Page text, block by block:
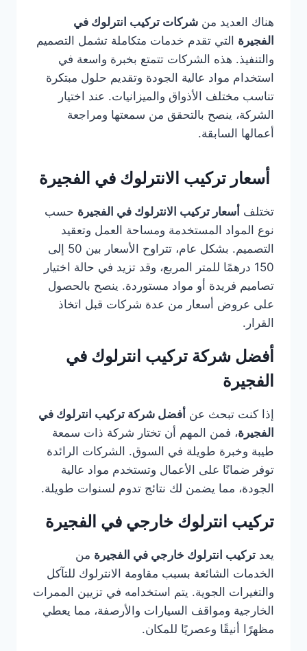
هناك العديد من شركات تركيب انترلوك في
الفجيرة التي تقدم خدمات متكاملة تشمل التصميم
والتنفيذ. هذه الشركات تتمتع بخبرة واسعة في
استخدام مواد عالية الجودة وتقديم حلول مبتكرة
تناسب مختلف الأذواق والميزانيات. عند اختيار
الشركة، ينصح بالتحقق من سمعتها ومراجعة
أعمالها السابقة.
أسعار تركيب الانترلوك في الفجيرة
تختلف أسعار تركيب الانترلوك في الفجيرة حسب
نوع المواد المستخدمة ومساحة العمل وتعقيد
التصميم. بشكل عام، تتراوح الأسعار بين 50 إلى
150 درهمًا للمتر المربع، وقد تزيد في حالة اختيار
تصاميم فريدة أو مواد مستوردة. ينصح بالحصول
على عروض أسعار من عدة شركات قبل اتخاذ
القرار.
أفضل شركة تركيب انترلوك في
الفجيرة
إذا كنت تبحث عن أفضل شركة تركيب انترلوك في
الفجيرة، فمن المهم أن تختار شركة ذات سمعة
طيبة وخبرة طويلة في السوق. الشركات الرائدة
توفر ضمانًا على الأعمال وتستخدم مواد عالية
الجودة، مما يضمن لك نتائج تدوم لسنوات طويلة.
تركيب انترلوك خارجي في الفجيرة
يعد تركيب انترلوك خارجي في الفجيرة من
الخدمات الشائعة بسبب مقاومة الانترلوك للتآكل
والتغيرات الجوية. يتم استخدامه في تزيين الممرات
الخارجية ومواقف السيارات والأرصفة، مما يعطي
مظهرًا أنيقًا وعصريًا للمكان.